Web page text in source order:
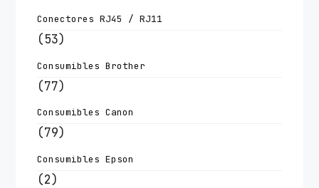
Conectores RJ45 / RJ11
(53)
Consumibles Brother
(77)
Consumibles Canon
(79)
Consumibles Epson
(2)